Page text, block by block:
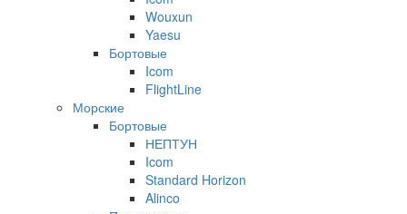
Wouxun
Yaesu
Бортовые
Icom
FlightLine
Морские
Бортовые
НЕПТУН
Icom
Standard Horizon
Alinco